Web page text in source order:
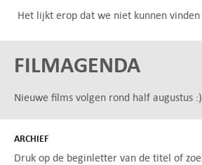
Het lijkt erop dat we niet kunnen
FILMAGENDA
Nieuwe films volgen rond half augustus :)
ARCHIEF
Druk op de beginletter van de titel of